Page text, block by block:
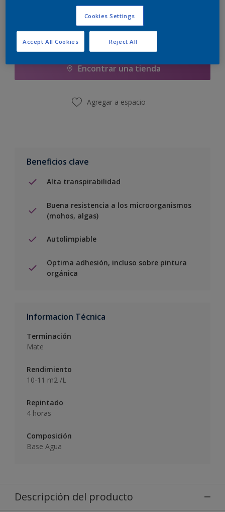
Calcular
Agregar a la lista de deseos
Encontrar una tienda
Agregar a espacio
Beneficios clave
Alta transpirabilidad
Buena resistencia a los microorganismos
(mohos, algas)
Autolimpiable
Optima adhesión, incluso sobre pintura
orgánica
Informacion Técnica
Terminación
Mate
Rendimiento
10-11 m2 /L
Repintado
4 horas
Composición
Base Agua
Descripción del producto
Cookies Settings
Reject All
Accept All Cookies